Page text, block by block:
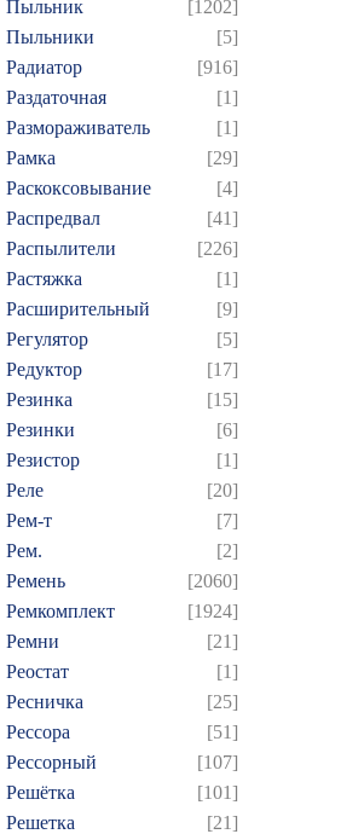
Пыльник
[1202]
Пыльники
[5]
Радиатор
[916]
Раздаточная
[1]
Размораживатель
[1]
Рамка
[29]
Раскоксовывание
[4]
Распредвал
[41]
Распылители
[226]
Растяжка
[1]
Расширительный
[9]
Регулятор
[5]
Редуктор
[17]
Резинка
[15]
Резинки
[6]
Резистор
[1]
Реле
[20]
Рем-т
[7]
Рем.
[2]
Ремень
[2060]
Ремкомплект
[1924]
Ремни
[21]
Реостат
[1]
Ресничка
[25]
Рессора
[51]
Рессорный
[107]
Решётка
[101]
Решетка
[21]